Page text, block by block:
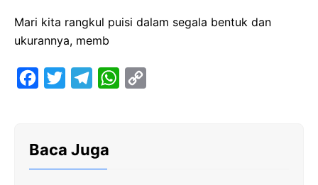
Mari kita rangkul puisi dalam segala bentuk dan
ukurannya, memb
g
W
Baca Juga